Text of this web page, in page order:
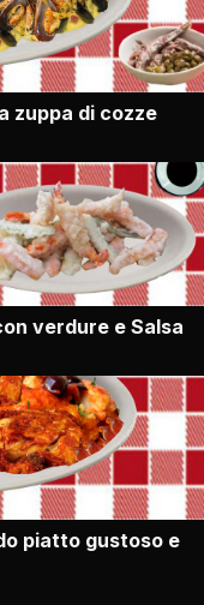
zuppa di cozze
verdure e Salsa
piatto gustoso e